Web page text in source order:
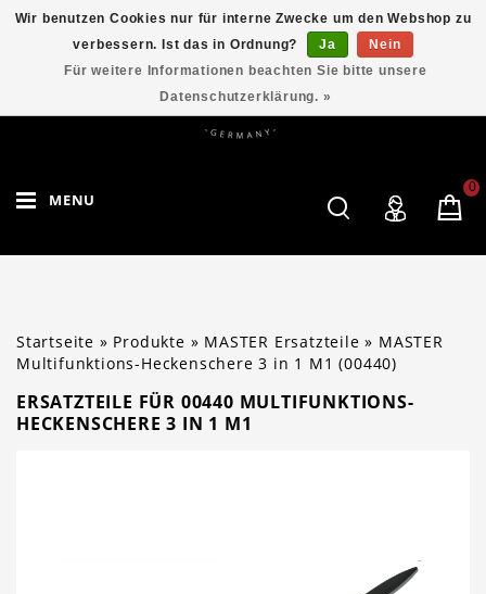
MENU
0
Startseite » Produkte » MASTER Ersatzteile » MASTER
Multifunktions-Heckenschere 3 in 1 M1 (00440)
ERSATZTEILE FÜR 00440 MULTIFUNKTIONS-
HECKENSCHERE 3 IN 1 M1
Wir benutzen Cookies nur für interne Zwecke um den Webshop zu
verbessern. Ist das in Ordnung?
Ja
Nein
Für weitere Informationen beachten Sie bitte unsere
Datenschutzerklärung. »